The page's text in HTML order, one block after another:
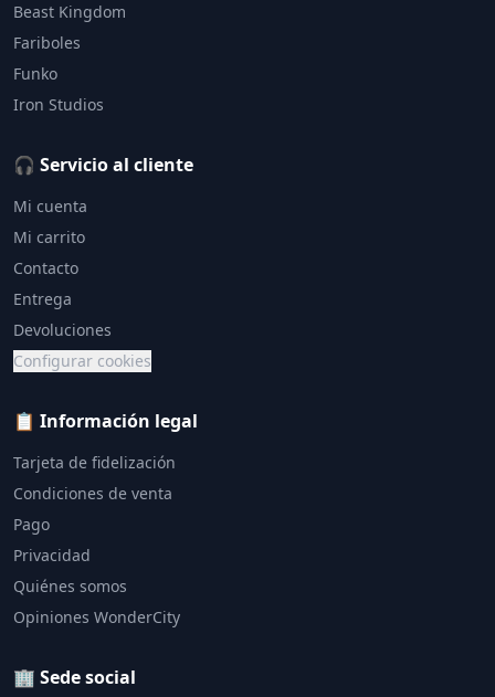
Beast Kingdom
Fariboles
Funko
Iron Studios
🎧 Servicio al cliente
Mi cuenta
Mi carrito
Contacto
Entrega
Devoluciones
Configurar cookies
📋 Información legal
Tarjeta de fidelización
Condiciones de venta
Pago
Privacidad
Quiénes somos
Opiniones WonderCity
🏢 Sede social